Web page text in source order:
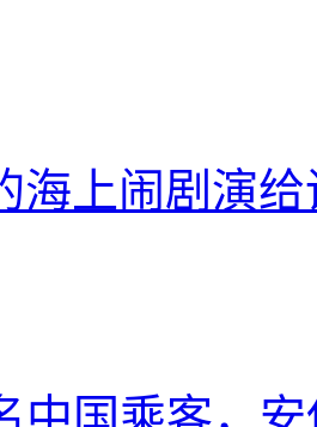
海上闹剧演
中国乘客，